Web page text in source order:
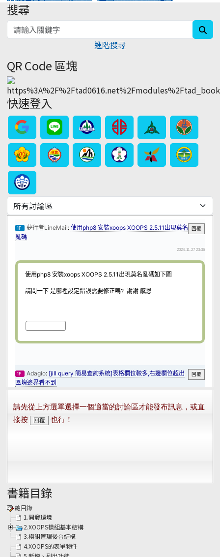
:::
搜尋
進階搜尋
QR Code 區塊
快速登入
書籍目錄
總目錄
1.開發環境
2.XOOPS模組基本結構
3.模組管理後台結構
4.XOOPS的表單物件